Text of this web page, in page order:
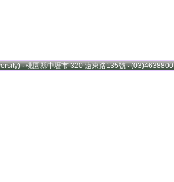
‧ 桃園縣中壢市 320 遠東路135號 ‧ (03)4638800